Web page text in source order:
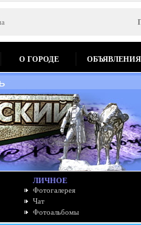
О ГОРОДЕ ОБЪЯВЛЕНИЯ
ЛИЧНОЕ
Фотогалерея
Чат
Фотоальбомы